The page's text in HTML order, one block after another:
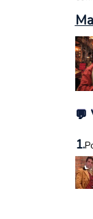
💬
1.